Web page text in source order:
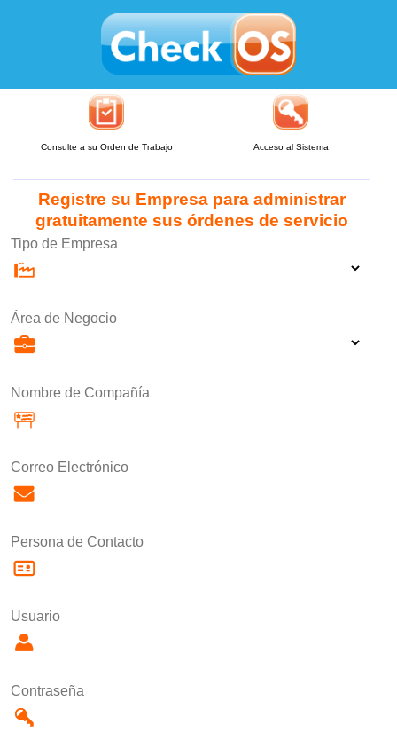
Consulte a su Orden de Trabajo Acceso al Sistema
Registre su Empresa para administrar
gratuitamente sus órdenes de servicio
Tipo de Empresa
Área de Negocio
Nombre de Compañía
Correo Electrónico
Persona de Contacto
Usuario
Contraseña